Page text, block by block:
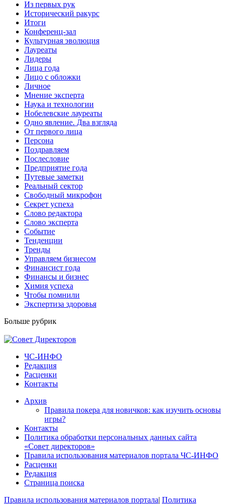
Из первых рук
Исторический ракурс
Итоги
Конференц-зал
Культурная эволюция
Лауреаты
Лидеры
Лица года
Лицо с обложки
Личное
Мнение эксперта
Наука и технологии
Нобелевские лауреаты
Одно явление. Два взгляда
От первого лица
Персона
Поздравляем
Послесловие
Предприятие года
Путевые заметки
Реальный сектор
Свободный микрофон
Секрет успеха
Слово редактора
Слово эксперта
Событие
Тенденции
Тренды
Управляем бизнесом
Финансист года
Финансы и бизнес
Химия успеха
Чтобы помнили
Экспертиза здоровья
Больше рубрик
ЧС-ИНФО
Редакция
Расценки
Контакты
Архив
Правила покера для новичков: как изучить основы
игры?
Контакты
Политика обработки персональных данных сайта
«Совет директоров»
Правила использования материалов портала ЧС-ИНФО
Расценки
Редакция
Страница поиска
Правила использования материалов портала| Политика